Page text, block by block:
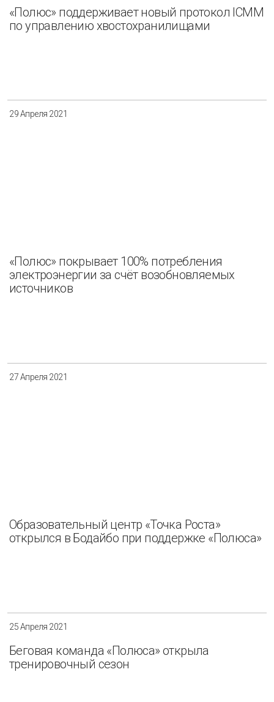
«Полюс» поддерживает новый протокол ICMM
по управлению хвостохранилищами
29 Апреля 2021
«Полюс» покрывает 100% потребления
электроэнергии за счёт возобновляемых
источников
27 Апреля 2021
Образовательный центр «Точка Роста»
открылся в Бодайбо при поддержке «Полюса»
25 Апреля 2021
Беговая команда «Полюса» открыла
тренировочный сезон